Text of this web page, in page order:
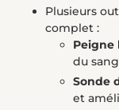
Plusieurs
complet :
Peigne
du
Sonde
et